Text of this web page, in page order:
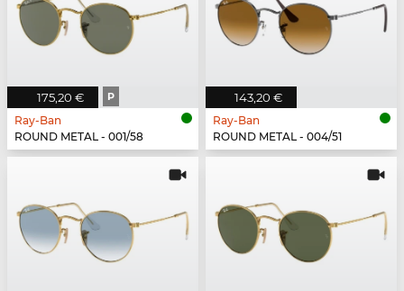
175,20 € P
Ray-Ban
ROUND METAL - 001/58
143,20 €
Ray-Ban
ROUND METAL - 004/51